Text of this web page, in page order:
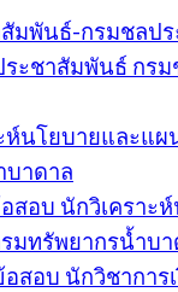
ะชาสัมพันธ์ กรม
สอบ นักวิเคราะ
มทรัพยากรน้ำบา
สอบ นักวิชาการ